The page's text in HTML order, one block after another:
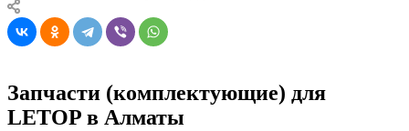
Запчасти (комплектующие) для
LETOP в Алматы